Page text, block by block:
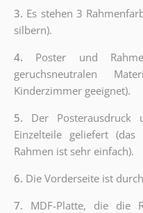
3. Es stehen 3
silbern).
4. Poster und
geruchsneutralen
Kinderzimmer geeignet).
5. Der
Einzelteile geliefert
Rahmen ist sehr einfach).
6. Die Vorderseite ist
7. MDF-Platte, die die